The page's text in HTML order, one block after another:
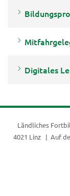
Digitales
Ländliches
4021 Linz
Auf